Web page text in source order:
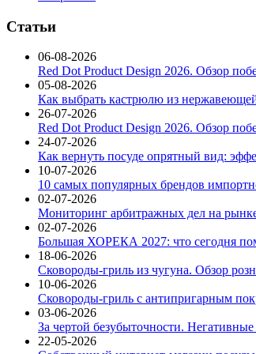
Статьи
06-08-2026
Red Dot Product Design 2026. Обзор
05-08-2026
Как выбрать кастрюлю из нержавеющей
26-07-2026
Red Dot Product Design 2026. Обзор
24-07-2026
Как вернуть посуде опрятный вид:
10-07-2026
10 самых популярных брендов
02-07-2026
Мониторинг арбитражных дел на
02-07-2026
Большая ХОРЕКА 2027: что сегодня
18-06-2026
Сковороды-гриль из чугуна. Обзор
10-06-2026
Сковороды-гриль с антипригарным
03-06-2026
За чертой безубыточности.
22-05-2026